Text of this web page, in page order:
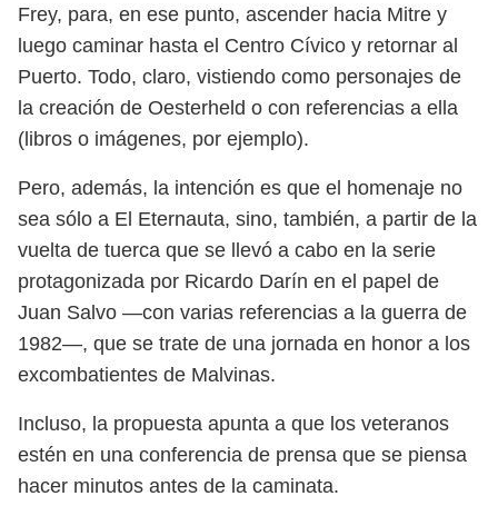
Frey, para, en ese punto, ascender hacia Mitre y
luego caminar hasta el Centro Cívico y retornar al
Puerto. Todo, claro, vistiendo como personajes de
la creación de Oesterheld o con referencias a ella
(libros o imágenes, por ejemplo).
Pero, además, la intención es que el homenaje no
sea sólo a El Eternauta, sino, también, a partir de la
vuelta de tuerca que se llevó a cabo en la serie
protagonizada por Ricardo Darín en el papel de
Juan Salvo —con varias referencias a la guerra de
1982—, que se trate de una jornada en honor a los
excombatientes de Malvinas.
Incluso, la propuesta apunta a que los veteranos
estén en una conferencia de prensa que se piensa
hacer minutos antes de la caminata.